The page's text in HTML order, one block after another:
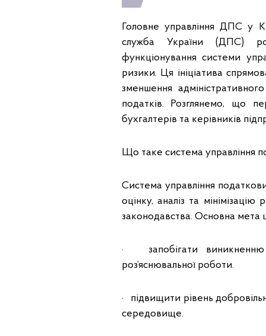
Головне управління ДПС у
служба України (ДПС)
функціонування системи
ризики. Ця ініціатива
зменшення
податків. Розглянемо, що
бухгалтерів та керівників
Що таке система управління
Система управління
оцінку, аналіз та
законодавства. Основна мета
· запобігати виникненню
роз’яснювальної роботи.
· підвищити рівень
середовище.